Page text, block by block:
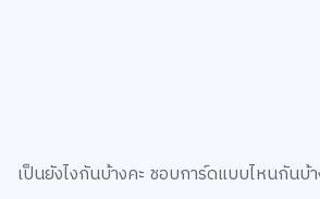
เป็นยังไงกันบ้างคะ ชอบการ์ดแบบไหนกันบ้